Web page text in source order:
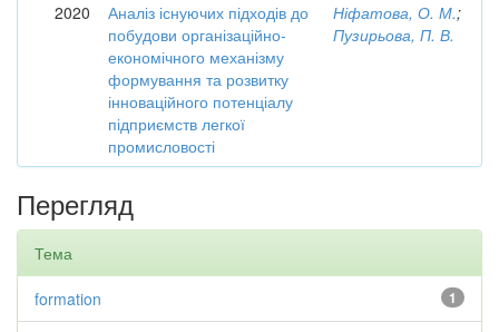
2020
Аналіз існуючих підходів до
побудови організаційно-
економічного механізму
формування та розвитку
інноваційного потенціалу
підприємств легкої
промисловості
Ніфатова, О. М.;
Пузирьова, П. В.
Перегляд
Тема
1
formation